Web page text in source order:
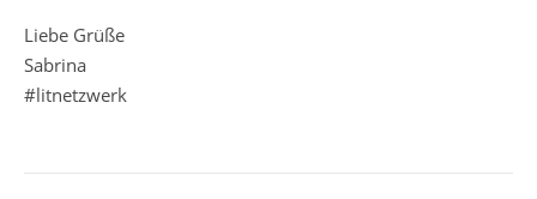
Liebe Grüße
Sabrina
#litnetzwerk